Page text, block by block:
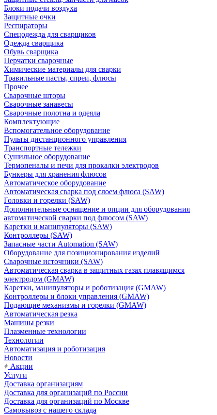
Блоки подачи воздуха
Защитные очки
Респираторы
Спецодежда для сварщиков
Одежда сварщика
Обувь сварщика
Перчатки сварочные
Химические материалы для сварки
Травильные пасты, спреи, флюсы
Прочее
Сварочные шторы
Сварочные занавесы
Сварочные полотна и одеяла
Комплектующие
Вспомогательное оборудование
Пульты дистанционного управления
Транспортные тележки
Сушильное оборудование
Термопеналы и печи для прокалки электродов
Бункеры для хранения флюсов
Автоматическое оборудование
Автоматическая сварка под слоем флюса (SAW)
Головки и горелки (SAW)
Дополнительные оснащение и опции для оборудования
автоматической сварки под флюсом (SAW)
Каретки и манипуляторы (SAW)
Контроллеры (SAW)
Запасные части Automation (SAW)
Оборудование для позиционирования изделий
Сварочные источники (SAW)
Автоматическая сварка в защитных газах плавящимся
электродом (GMAW)
Каретки, манипуляторы и роботизация (GMAW)
Контроллеры и блоки управления (GMAW)
Подающие механизмы и горелки (GMAW)
Автоматическая резка
Машины резки
Плазменные технологии
Технологии
Автоматизация и роботизация
Новости
Акции
Услуги
Доставка организациям
Доставка для организаций по России
Доставка для организаций по Москве
Самовывоз с нашего склада